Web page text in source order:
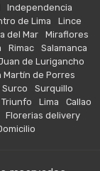
Independencia
de Lima
Lince
del Mar
Miraflores
Rimac
Salamanca
de Lurigancho
Martín de Porres
Surquillo
Triunfo Lima
Callao
Florerias delivery